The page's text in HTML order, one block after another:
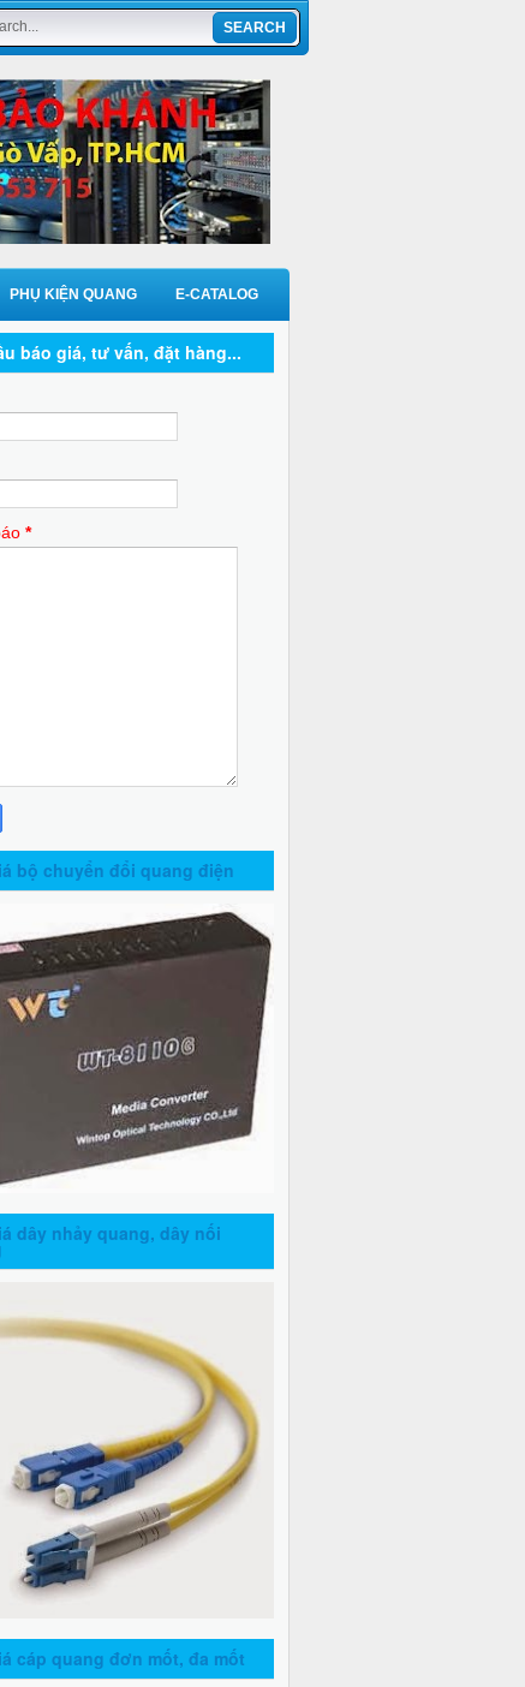
PHỤ KIỆN QUANG E-CATALOG
báo giá, tư vấn, đặt hàng...
*
bộ chuyển đổi quang điện
dây nhảy quang, dây nối
cáp quang đơn mốt, đa mốt